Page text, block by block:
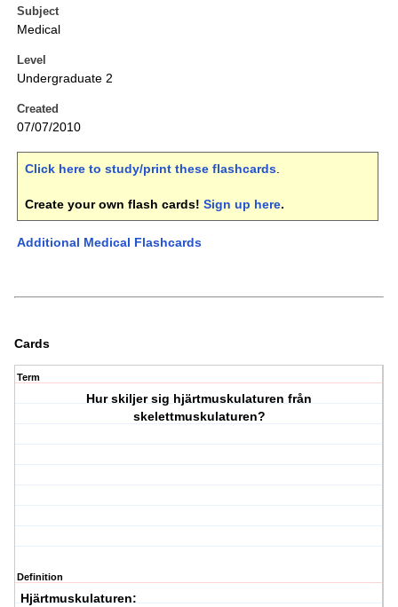
Subject
Medical
Level
Undergraduate 2
Created
07/07/2010
Click here to study/print these flashcards.
Create your own flash cards! Sign up here.
Additional Medical Flashcards
Cards
Term
Hur skiljer sig hjärtmuskulaturen från
skelettmuskulaturen?
Definition
Hjärtmuskulaturen: